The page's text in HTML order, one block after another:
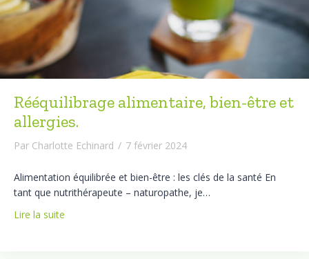
Rééquilibrage alimentaire, bien-être et
allergies.
Par Charlotte Echinard / 7 février 2024
Alimentation équilibrée et bien-être : les clés de la santé En
tant que nutrithérapeute – naturopathe, je…
Lire la suite